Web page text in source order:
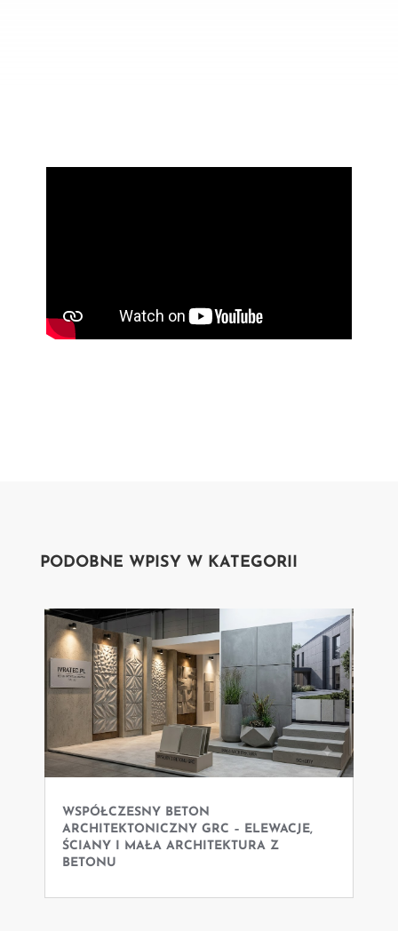
PODOBNE WPISY W KATEGORII
WSPÓŁCZESNY BETON
ARCHITEKTONICZNY GRC – ELEWACJE,
ŚCIANY I MAŁA ARCHITEKTURA Z
BETONU